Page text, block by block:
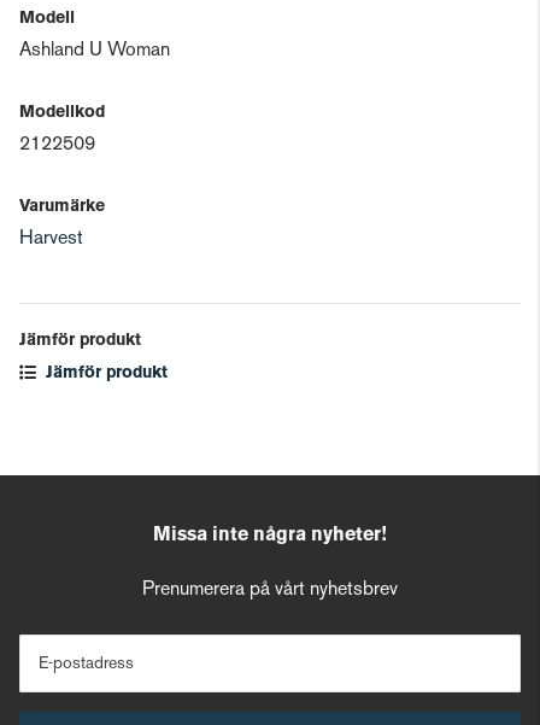
Modell
Ashland U Woman
Modellkod
2122509
Varumärke
Harvest
Jämför produkt
Jämför produkt
Missa inte några nyheter!
Prenumerera på vårt nyhetsbrev
E-postadress